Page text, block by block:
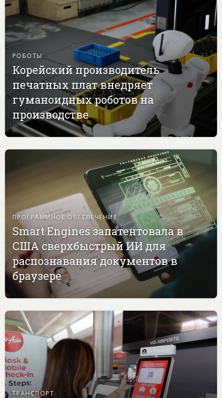
РОБОТЫ
Корейский производитель
печатных плат внедряет
гуманоидных роботов на
производстве
ПРОГРАММНОЕ ОБЕСПЕЧЕНИЕ
Smart Engines запатентовала в
США сверхбыстрый ИИ для
распознавания документов в
браузере
ТРАНСПОРТ